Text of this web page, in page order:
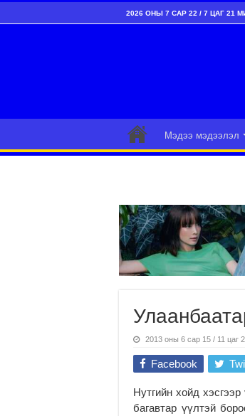
2026 ОНЫ 7 САР 22 / 7 ЦАГ 21
Мэдээ мэдээлэл
2013 оны 6 сар 15 / 11 цаг
Facebook
Нутгийн хойд
багавтар үүлтэй